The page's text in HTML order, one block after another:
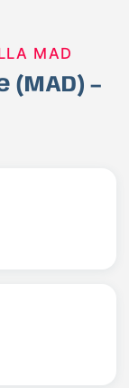
MAD
(MAD) –